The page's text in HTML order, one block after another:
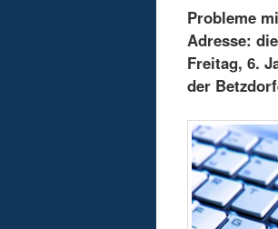
Probleme
Adresse:
Freitag, 6.
der